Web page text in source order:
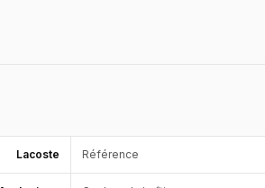
Lacoste Référence